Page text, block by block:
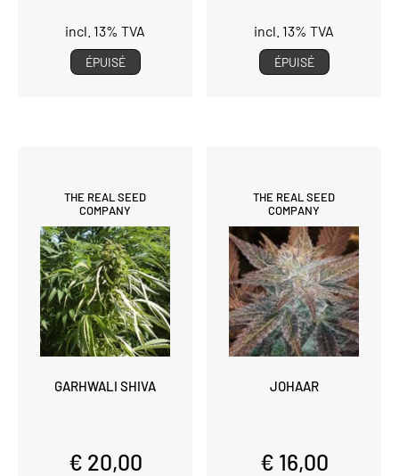
incl. 13% TVA
ÉPUISÉ
incl. 13% TVA
ÉPUISÉ
THE REAL SEED
COMPANY
GARHWALI SHIVA
€ 20,00
THE REAL SEED
COMPANY
JOHAAR
€ 16,00